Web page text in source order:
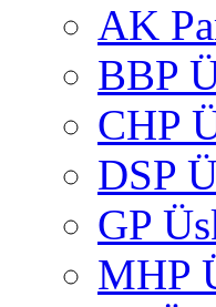
AK
BBP
CHP
DSP
GP
MHP